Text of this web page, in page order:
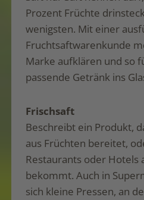
Prozent Früchte
wenigsten. Mit einer
Fruchtsaftwarenkunde
Marke aufklären und so
passende Getränk ins
Frischsaft
Beschreibt ein Produkt,
aus Früchten bereitet,
Restaurants oder Hotels
bekommt. Auch in
sich kleine Pressen, an